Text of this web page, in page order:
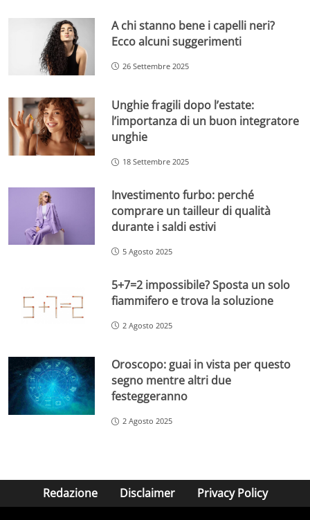
A chi stanno bene i capelli neri?
Ecco alcuni suggerimenti
26 Settembre 2025
Unghie fragili dopo l’estate:
l’importanza di un buon integratore
unghie
18 Settembre 2025
Investimento furbo: perché
comprare un tailleur di qualità
durante i saldi estivi
5 Agosto 2025
5+7=2 impossibile? Sposta un solo
fiammifero e trova la soluzione
2 Agosto 2025
Oroscopo: guai in vista per questo
segno mentre altri due
festeggeranno
2 Agosto 2025
Redazione Disclaimer Privacy Policy